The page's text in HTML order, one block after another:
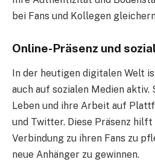
bei Fans und Kollegen
Online-Präsenz und
In der heutigen digitalen Welt
auch auf sozialen Medien
Leben und ihre Arbeit auf
und Twitter. Diese Präsenz hilft
Verbindung zu ihren Fans zu
neue Anhänger zu gewinnen.